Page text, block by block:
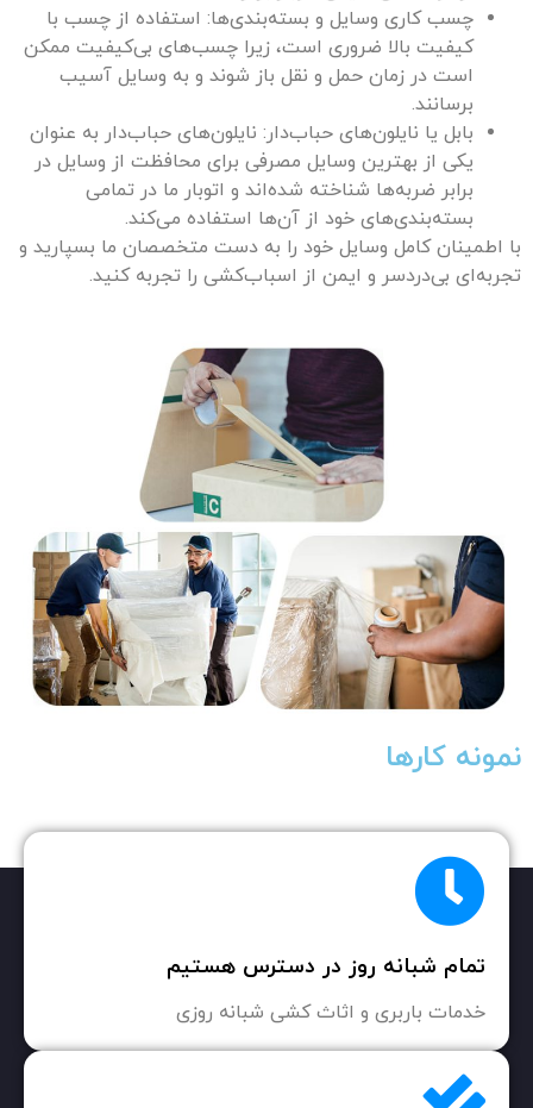
چسب کاری وسایل و بسته‌بندی‌ها: استفاده از چسب با
کیفیت بالا ضروری است، زیرا چسب‌های بی‌کیفیت ممکن
است در زمان حمل و نقل باز شوند و به وسایل آسیب
برسانند.
بابل یا نایلون‌های حباب‌دار: نایلون‌های حباب‌دار به عنوان
یکی از بهترین وسایل مصرفی برای محافظت از وسایل در
برابر ضربه‌ها شناخته شده‌اند و اتوبار ما در تمامی
بسته‌بندی‌های خود از آن‌ها استفاده می‌کند.
با اطمینان کامل وسایل خود را به دست متخصصان ما بسپارید و
تجربه‌ای بی‌دردسر و ایمن از اسباب‌کشی را تجربه کنید.
نمونه کارها
تمام شبانه روز در دسترس هستیم
خدمات باربری و اثاث کشی شبانه روزی